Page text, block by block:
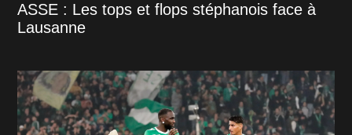
ASSE : Les tops et flops stéphanois face à
Lausanne